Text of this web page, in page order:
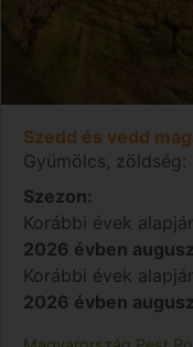
Szedd és vedd
Gyümölcs, zöldség:
Szezon:
Korábbi évek
2026 évben
Korábbi évek
2026 évben